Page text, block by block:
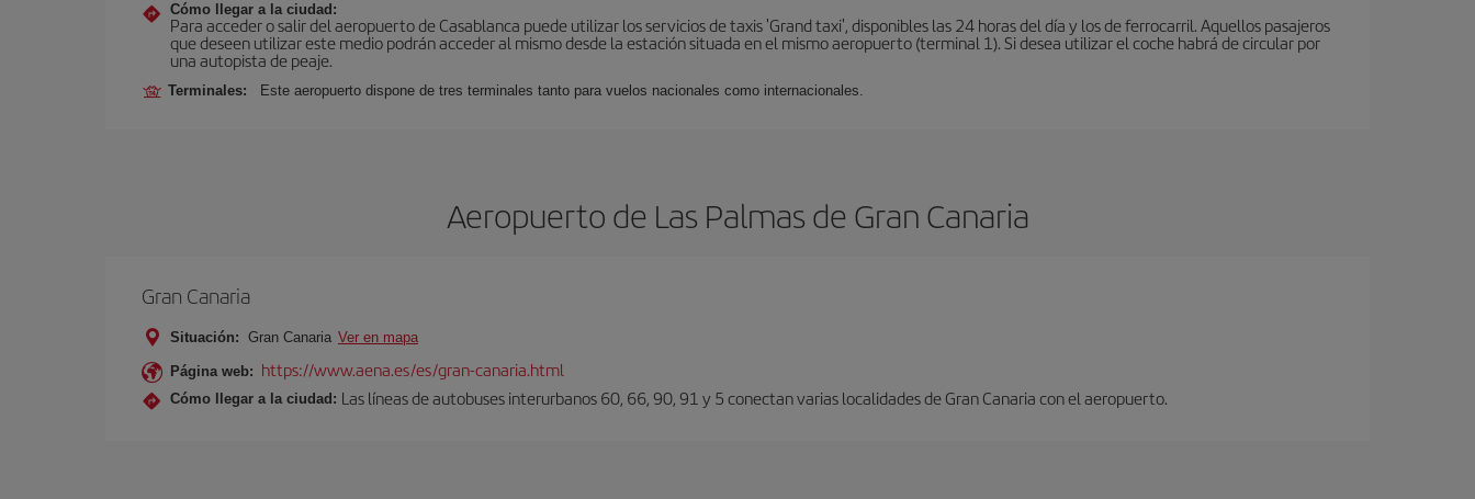
Cómo llegar a la ciudad:
Para acceder o salir del aeropuerto de Casablanca puede utilizar los servicios de taxis 'Grand taxi', disponibles las 24 horas del día y los de ferrocarril. Aquellos pasajeros
que deseen utilizar este medio podrán acceder al mismo desde la estación situada en el mismo aeropuerto (terminal 1). Si desea utilizar el coche habrá de circular por
una autopista de peaje.
Terminales: Este aeropuerto dispone de tres terminales tanto para vuelos nacionales como internacionales.
Aeropuerto de Las Palmas de Gran Canaria
Gran Canaria
Situación: Gran Canaria Ver en mapa
Página web: https://www.aena.es/es/gran-canaria.html
Cómo llegar a la ciudad: Las líneas de autobuses interurbanos 60, 66, 90, 91 y 5 conectan varias localidades de Gran Canaria con el aeropuerto.